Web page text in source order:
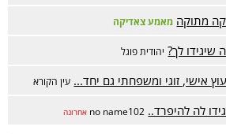
מתוקה מאמע צאדיקה
שיגידו לך? יהודית פוגל
אישי, זוגי ומשפחתי גם יחד... עין הקורא
לה להיפרד.. no name102 אחרונה